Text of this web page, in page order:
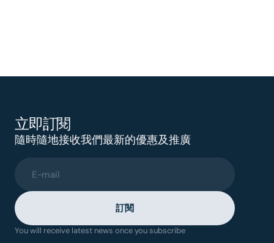
立即訂閱
隨時隨地接收我們最新的優惠及推廣
E-mail
訂閱
You will receive latest news once you subscribe